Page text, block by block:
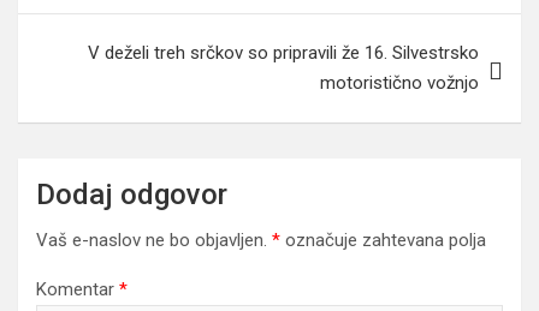
V deželi treh srčkov so pripravili že 16. Silvestrsko
motoristično vožnjo
Dodaj odgovor
Vaš e-naslov ne bo objavljen. * označuje zahtevana polja
Komentar *